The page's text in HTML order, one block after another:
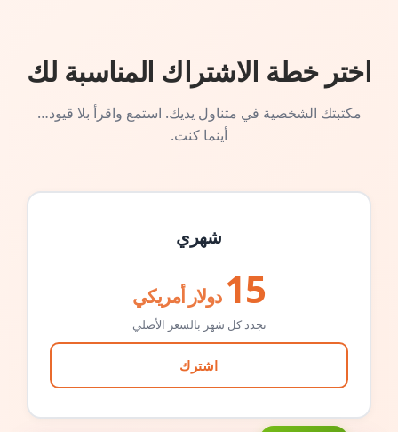
اختر خطة الاشتراك المناسبة لك
مكتبتك الشخصية في متناول يديك. استمع واقرأ بلا قيود…
أينما كنت.
شهري
15 دولار أمريكي
تجدد كل شهر بالسعر الأصلي
اشترك